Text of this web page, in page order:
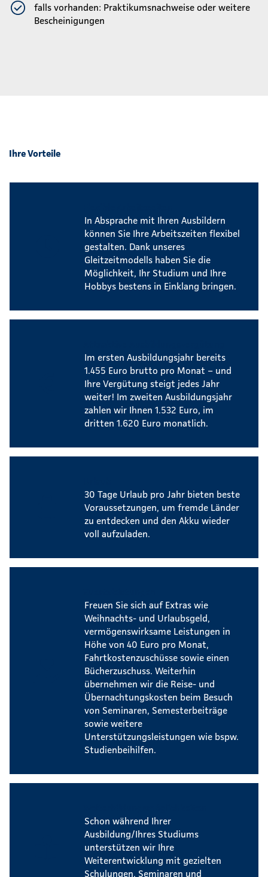
falls vorhanden: Praktikumsnachweise oder weitere
Bescheinigungen
Ihre Vorteile
In Absprache mit Ihren Ausbildern
können Sie Ihre Arbeitszeiten flexibel
gestalten. Dank unseres
Gleitzeitmodells haben Sie die
Möglichkeit, Ihr Studium und Ihre
Hobbys bestens in Einklang bringen.
Im ersten Ausbildungsjahr bereits
1.455 Euro brutto pro Monat – und
Ihre Vergütung steigt jedes Jahr
weiter! Im zweiten Ausbildungsjahr
zahlen wir Ihnen 1.532 Euro, im
dritten 1.620 Euro monatlich.
30 Tage Urlaub pro Jahr bieten beste
Voraussetzungen, um fremde Länder
zu entdecken und den Akku wieder
voll aufzuladen.
Freuen Sie sich auf Extras wie
Weihnachts- und Urlaubsgeld,
vermögenswirksame Leistungen in
Höhe von 40 Euro pro Monat,
Fahrtkostenzuschüsse sowie einen
Bücherzuschuss. Weiterhin
übernehmen wir die Reise- und
Übernachtungskosten beim Besuch
von Seminaren, Semesterbeiträge
sowie weitere
Unterstützungsleistungen wie bspw.
Studienbeihilfen.
Schon während Ihrer
Ausbildung/Ihres Studiums
unterstützen wir Ihre
Weiterentwicklung mit gezielten
Schulungen, Seminaren und